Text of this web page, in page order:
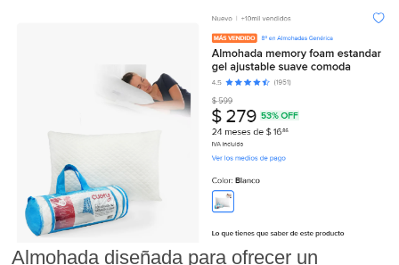
Almohada diseñada para ofrecer un